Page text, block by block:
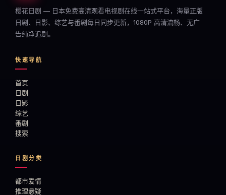
樱花日剧 — 日本免费高清观看电视剧在线一站式平台，海量正版
日剧、日影、综艺与番剧每日同步更新，1080P 高清流畅、无广
告纯净追剧。
快速导航
首页
日剧
日影
综艺
番剧
搜索
日剧分类
都市爱情
推理悬疑